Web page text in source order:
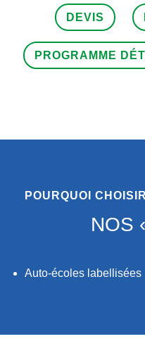
DEVIS
PROGRAMME
POURQUOI
NOS
Auto-écoles labellisées